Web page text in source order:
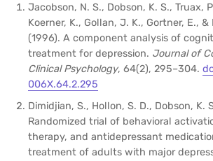
Jacobson, N. S., Dobson, K. S., Truax,
Koerner, K., Gollan, J. K., Gortner, E., &
(1996). A component analysis of
treatment for depression. Journal of
Clinical Psychology, 64(2), 295–304.
006X.64.2.295
Dimidjian, S., Hollon, S. D., Dobson, K.
Randomized trial of behavioral
therapy, and antidepressant
treatment of adults with major